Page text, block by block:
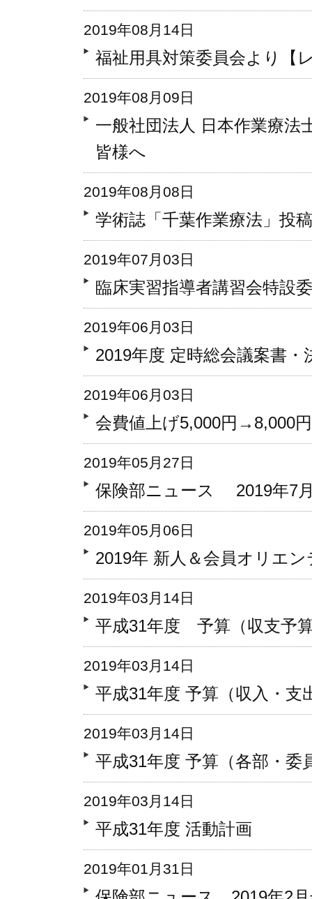
2019年08月14日
福祉用具対策委員会より【
2019年08月09日
一般社団法人 日本作業療
皆様へ
2019年08月08日
学術誌「千葉作業療法」投
2019年07月03日
臨床実習指導者講習会特設
2019年06月03日
2019年度 定時総会議案書・
2019年06月03日
会費値上げ5,000円→8,000
2019年05月27日
保険部ニュース 2019年7
2019年05月06日
2019年 新人＆会員オリエ
2019年03月14日
平成31年度 予算（収支予
2019年03月14日
平成31年度 予算（収入・支
2019年03月14日
平成31年度 予算（各部・
2019年03月14日
平成31年度 活動計画
2019年01月31日